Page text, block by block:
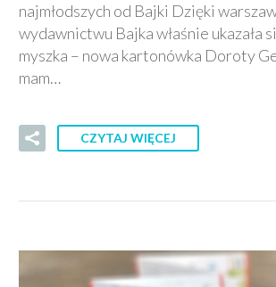
najmłodszych od Bajki Dzięki
wydawnictwu Bajka właśnie ukazała
myszka – nowa kartonówka Doroty
mam…
CZYTAJ WIĘCEJ